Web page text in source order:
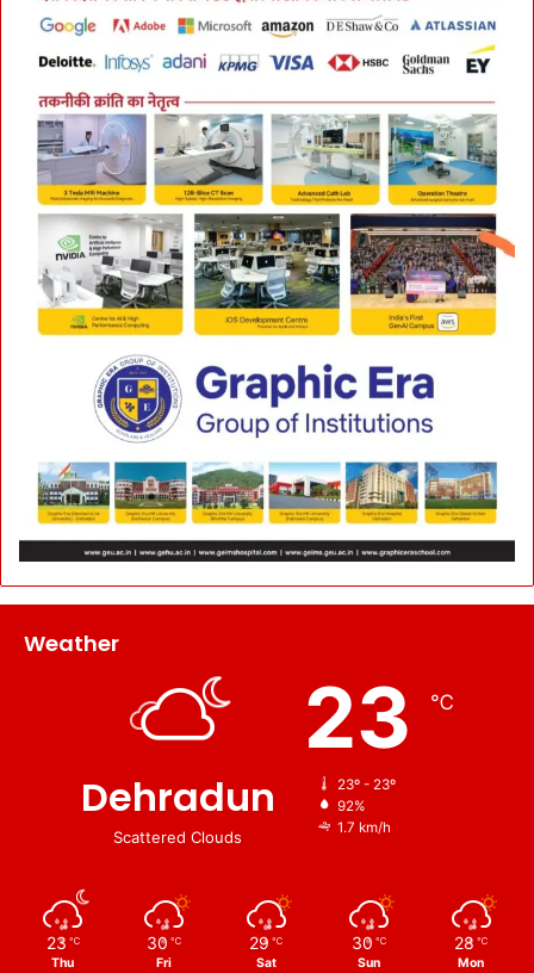
Weather
Dehradun
Scattered Clouds
23 ℃
23º - 23º
92%
1.7 km/h
23 ℃
Thu
30 ℃
Fri
29 ℃
Sat
30 ℃
Sun
28 ℃
Mon